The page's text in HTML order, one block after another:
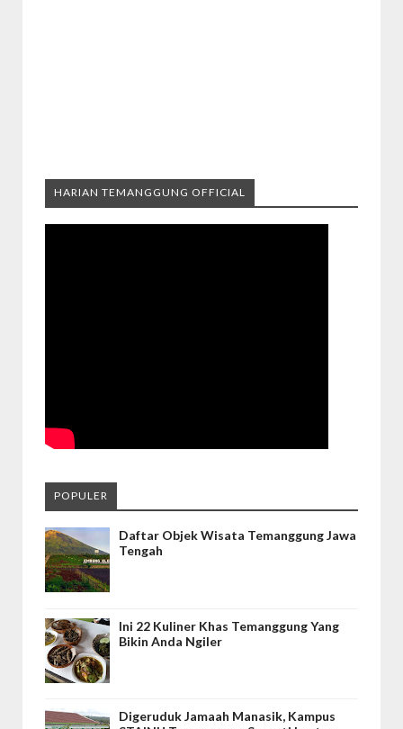
HARIAN TEMANGGUNG OFFICIAL
POPULER
Daftar Objek Wisata Temanggung Jawa
Tengah
Ini 22 Kuliner Khas Temanggung Yang
Bikin Anda Ngiler
Digeruduk Jamaah Manasik, Kampus